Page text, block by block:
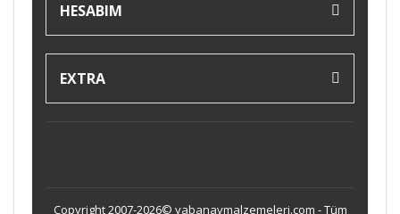
HESABIM
EXTRA
Copyright 2007-2026© yabanavmalzemeleri.com - Tüm